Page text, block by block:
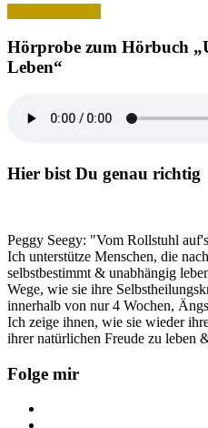
Hörprobe zum Hörbuch
Leben“
Hier bist Du genau richtig
Peggy Seegy: "Vom Rollstuhl
Ich unterstütze Menschen, die
selbstbestimmt & unabhängig
Wege, wie sie ihre
innerhalb von nur 4 Wochen,
Ich zeige ihnen, wie sie wieder
ihrer natürlichen Freude zu leben
Folge mir